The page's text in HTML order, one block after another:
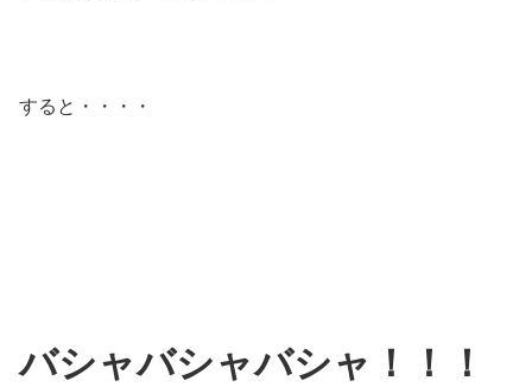
すると・・・・
バシャバシャバシャ！！！